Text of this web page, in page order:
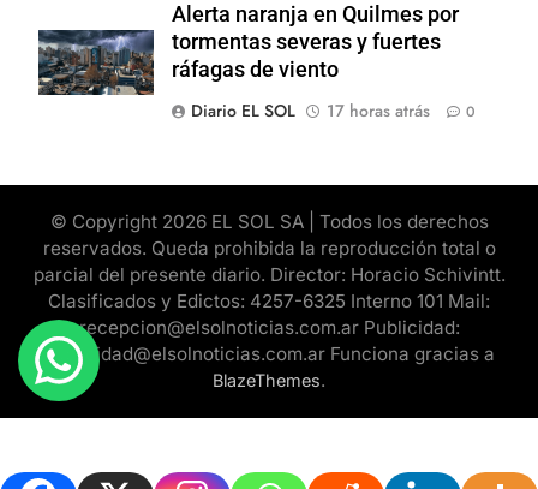
Alerta naranja en Quilmes por
tormentas severas y fuertes
ráfagas de viento
Diario EL SOL
17 horas atrás 0
© Copyright 2026 EL SOL SA | Todos los derechos
reservados. Queda prohibida la reproducción total o
parcial del presente diario. Director: Horacio Schivintt.
Clasificados y Edictos: 4257-6325 Interno 101 Mail:
recepcion@elsolnoticias.com.ar Publicidad:
publicidad@elsolnoticias.com.ar Funciona gracias a
BlazeThemes.